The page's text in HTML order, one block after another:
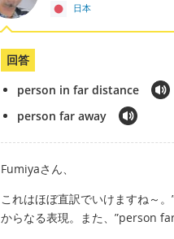
日本
回答
person in far distance
person far away
Fumiyaさん、
これはほぼ直訳でいけますね～
からなる表現。また、”person